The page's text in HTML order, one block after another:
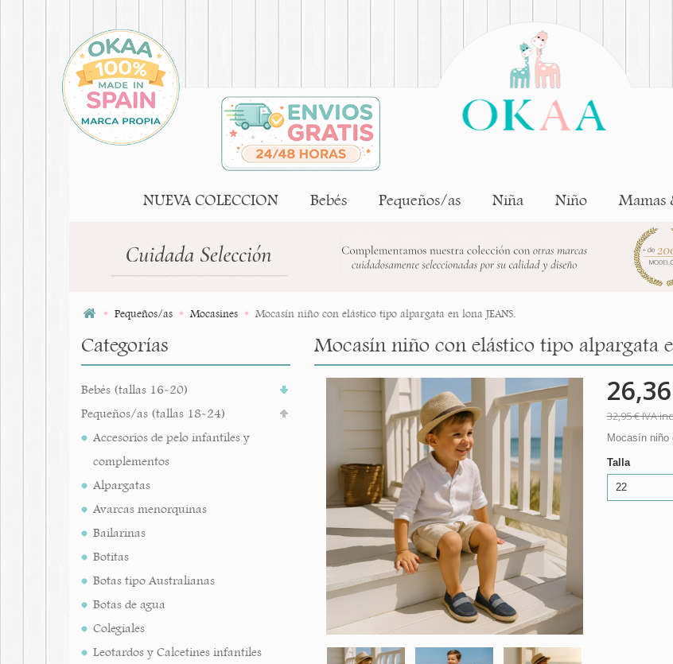
NUEVA COLECCION Bebés Pequeños/as Niña Niño Mamas
Pequeños/as Mocasines Mocasín niño con elástico tipo alpargata en lona JEANS.
Categorías
Bebés (tallas 16-20)
Pequeños/as (tallas 18-24)
Accesorios de pelo infantiles y
complementos
Alpargatas
Avarcas menorquinas
Bailarinas
Botitas
Botas tipo Australianas
Botas de agua
Colegiales
Leotardos y Calcetines infantiles
Mocasín niño con elástico tipo alpargata
32,95 €IVA
Mocasín niño
Talla
22